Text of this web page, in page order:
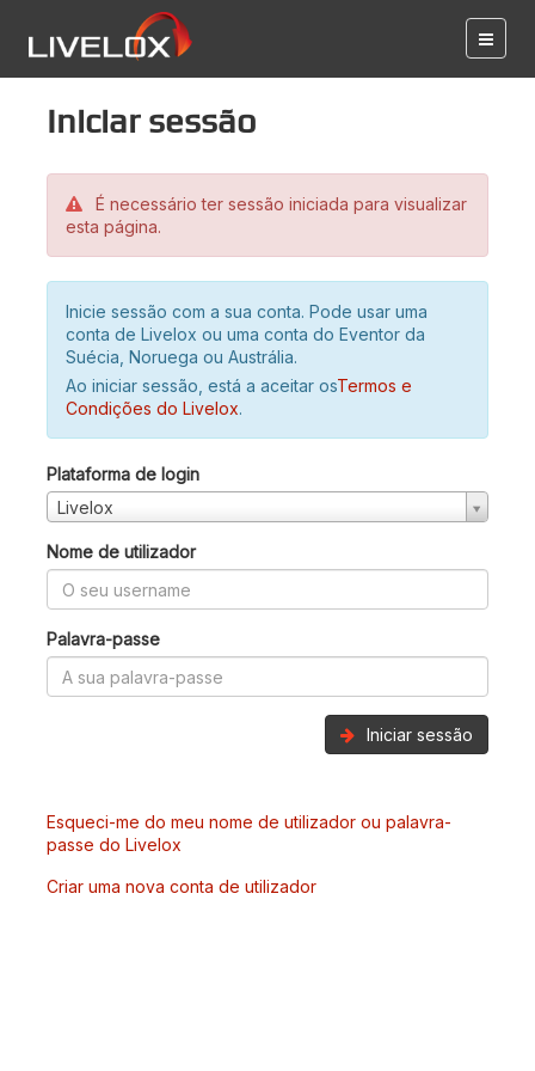
Iniciar sessão
É necessário ter sessão iniciada para visualizar
esta página.
Inicie sessão com a sua conta. Pode usar uma
conta de Livelox ou uma conta do Eventor da
Suécia, Noruega ou Austrália.
Ao iniciar sessão, está a aceitar osTermos e
Condições do Livelox.
Plataforma de login
Livelox
Nome de utilizador
Palavra-passe
Iniciar sessão
Esqueci-me do meu nome de utilizador ou palavra-
passe do Livelox
Criar uma nova conta de utilizador